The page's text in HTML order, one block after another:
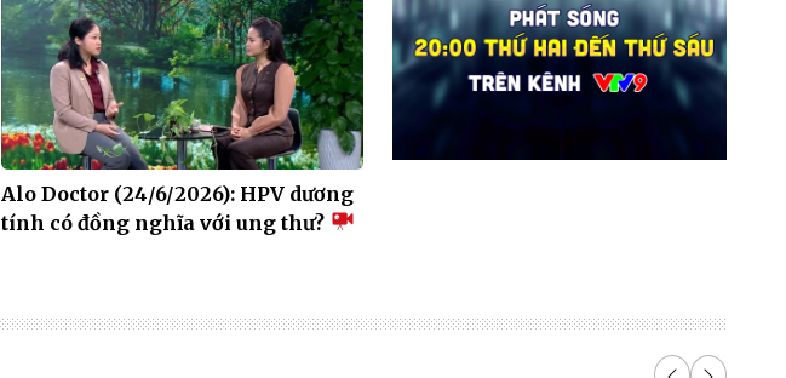
Alo Doctor (24/6/2026): HPV dương
tính có đồng nghĩa với ung thư?